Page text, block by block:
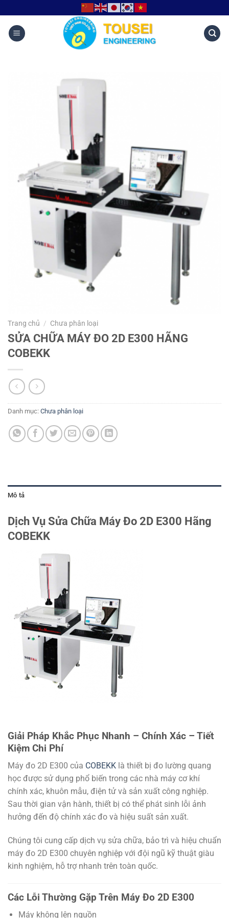
Trang chủ / Chưa phân loại
SỬA CHỮA MÁY ĐO 2D E300 HÃNG
COBEKK
Danh mục: Chưa phân loại
Mô tả
Dịch Vụ Sửa Chữa Máy Đo 2D E300 Hãng
COBEKK
Giải Pháp Khắc Phục Nhanh – Chính Xác – Tiết
Kiệm Chi Phí
Máy đo 2D E300 của COBEKK là thiết bị đo lường quang
học được sử dụng phổ biến trong các nhà máy cơ khí
chính xác, khuôn mẫu, điện tử và sản xuất công nghiệp.
Sau thời gian vận hành, thiết bị có thể phát sinh lỗi ảnh
hưởng đến độ chính xác đo và hiệu suất sản xuất.
Chúng tôi cung cấp dịch vụ sửa chữa, bảo trì và hiệu chuẩn
máy đo 2D E300 chuyên nghiệp với đội ngũ kỹ thuật giàu
kinh nghiệm, hỗ trợ nhanh trên toàn quốc.
Các Lỗi Thường Gặp Trên Máy Đo 2D E300
Máy không lên nguồn